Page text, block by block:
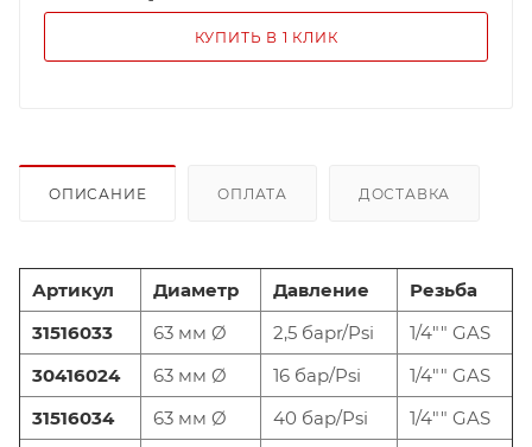
КУПИТЬ В 1 КЛИК
ОПИСАНИЕ ОПЛАТА ДОСТАВКА
Артикул Диаметр Давление
Резьба
31516033
63 мм Ø 2,5 барr/Psi
1/4"" GAS
30416024
63 мм Ø 16 бар/Psi
1/4"" GAS
31516034
63 мм Ø 40 бар/Psi
1/4"" GAS